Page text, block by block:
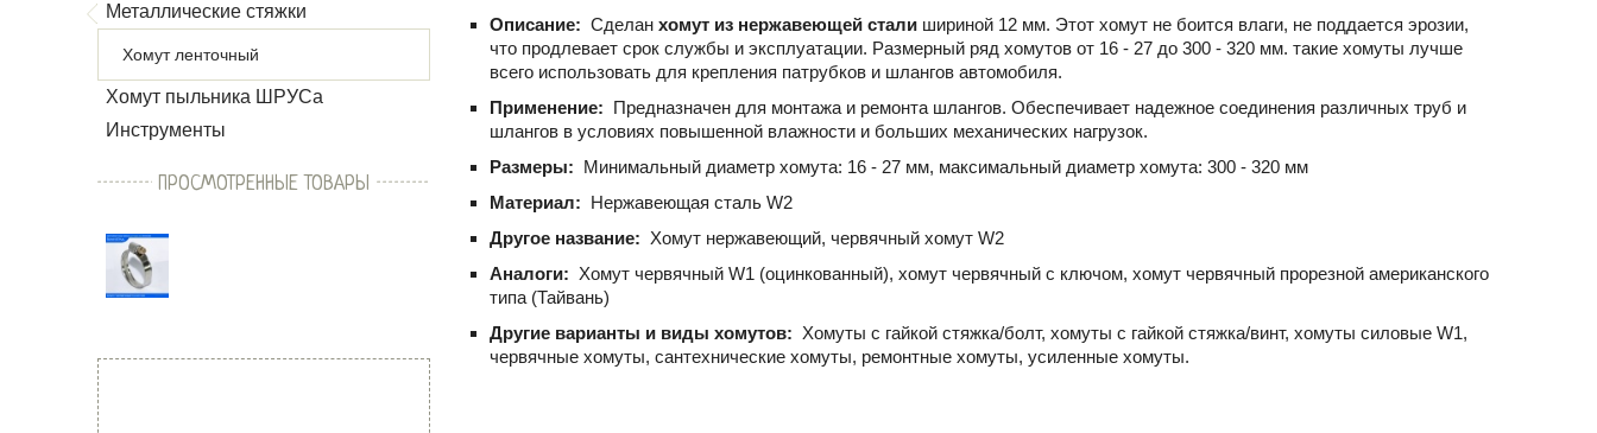
Металлические стяжки
Хомут ленточный
Хомут пыльника ШРУСа
Инструменты
Описание: Сделан хомут из нержавеющей стали шириной 12 мм. Этот хомут не боится влаги, не поддается эрозии,
что продлевает срок службы и эксплуатации. Размерный ряд хомутов от 16 - 27 до 300 - 320 мм. такие хомуты лучше
всего использовать для крепления патрубков и шлангов автомобиля.
Применение: Предназначен для монтажа и ремонта шлангов. Обеспечивает надежное соединения различных труб и
шлангов в условиях повышенной влажности и больших механических нагрузок.
Размеры: Минимальный диаметр хомута: 16 - 27 мм, максимальный диаметр хомута: 300 - 320 мм
Материал: Нержавеющая сталь W2
Другое название: Хомут нержавеющий, червячный хомут W2
Аналоги: Хомут червячный W1 (оцинкованный), хомут червячный с ключом, хомут червячный прорезной американского
типа (Тайвань)
Другие варианты и виды хомутов: Хомуты с гайкой стяжка/болт, хомуты с гайкой стяжка/винт, хомуты силовые W1,
червячные хомуты, сантехнические хомуты, ремонтные хомуты, усиленные хомуты.
ПРОСМОТРЕННЫЕ ТОВАРЫ